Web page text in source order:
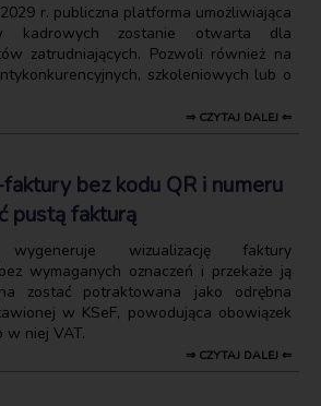
r. publiczna platforma umożliwiająca
kadrowych zostanie otwarta dla
zatrudniających. Pozwoli również na
szkoleniowych lub o
⇒ CZYTAJ DALEJ ⇐
bez kodu QR i numeru
pustą fakturą
wizualizację faktury
wymaganych oznaczeń i przekaże ją
zostać potraktowana jako odrębna
w KSeF, powodująca obowiązek
w niej VAT.
⇒ CZYTAJ DALEJ ⇐